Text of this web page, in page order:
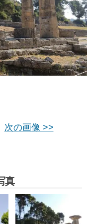
次の画像 >>
真